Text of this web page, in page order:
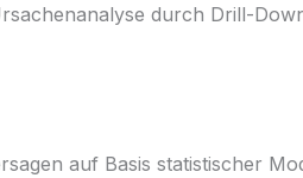
durch Drill-
auf Basis statistischer